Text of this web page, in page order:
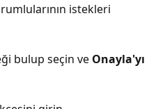
istekleri
bulup seçin ve Onayla'yı